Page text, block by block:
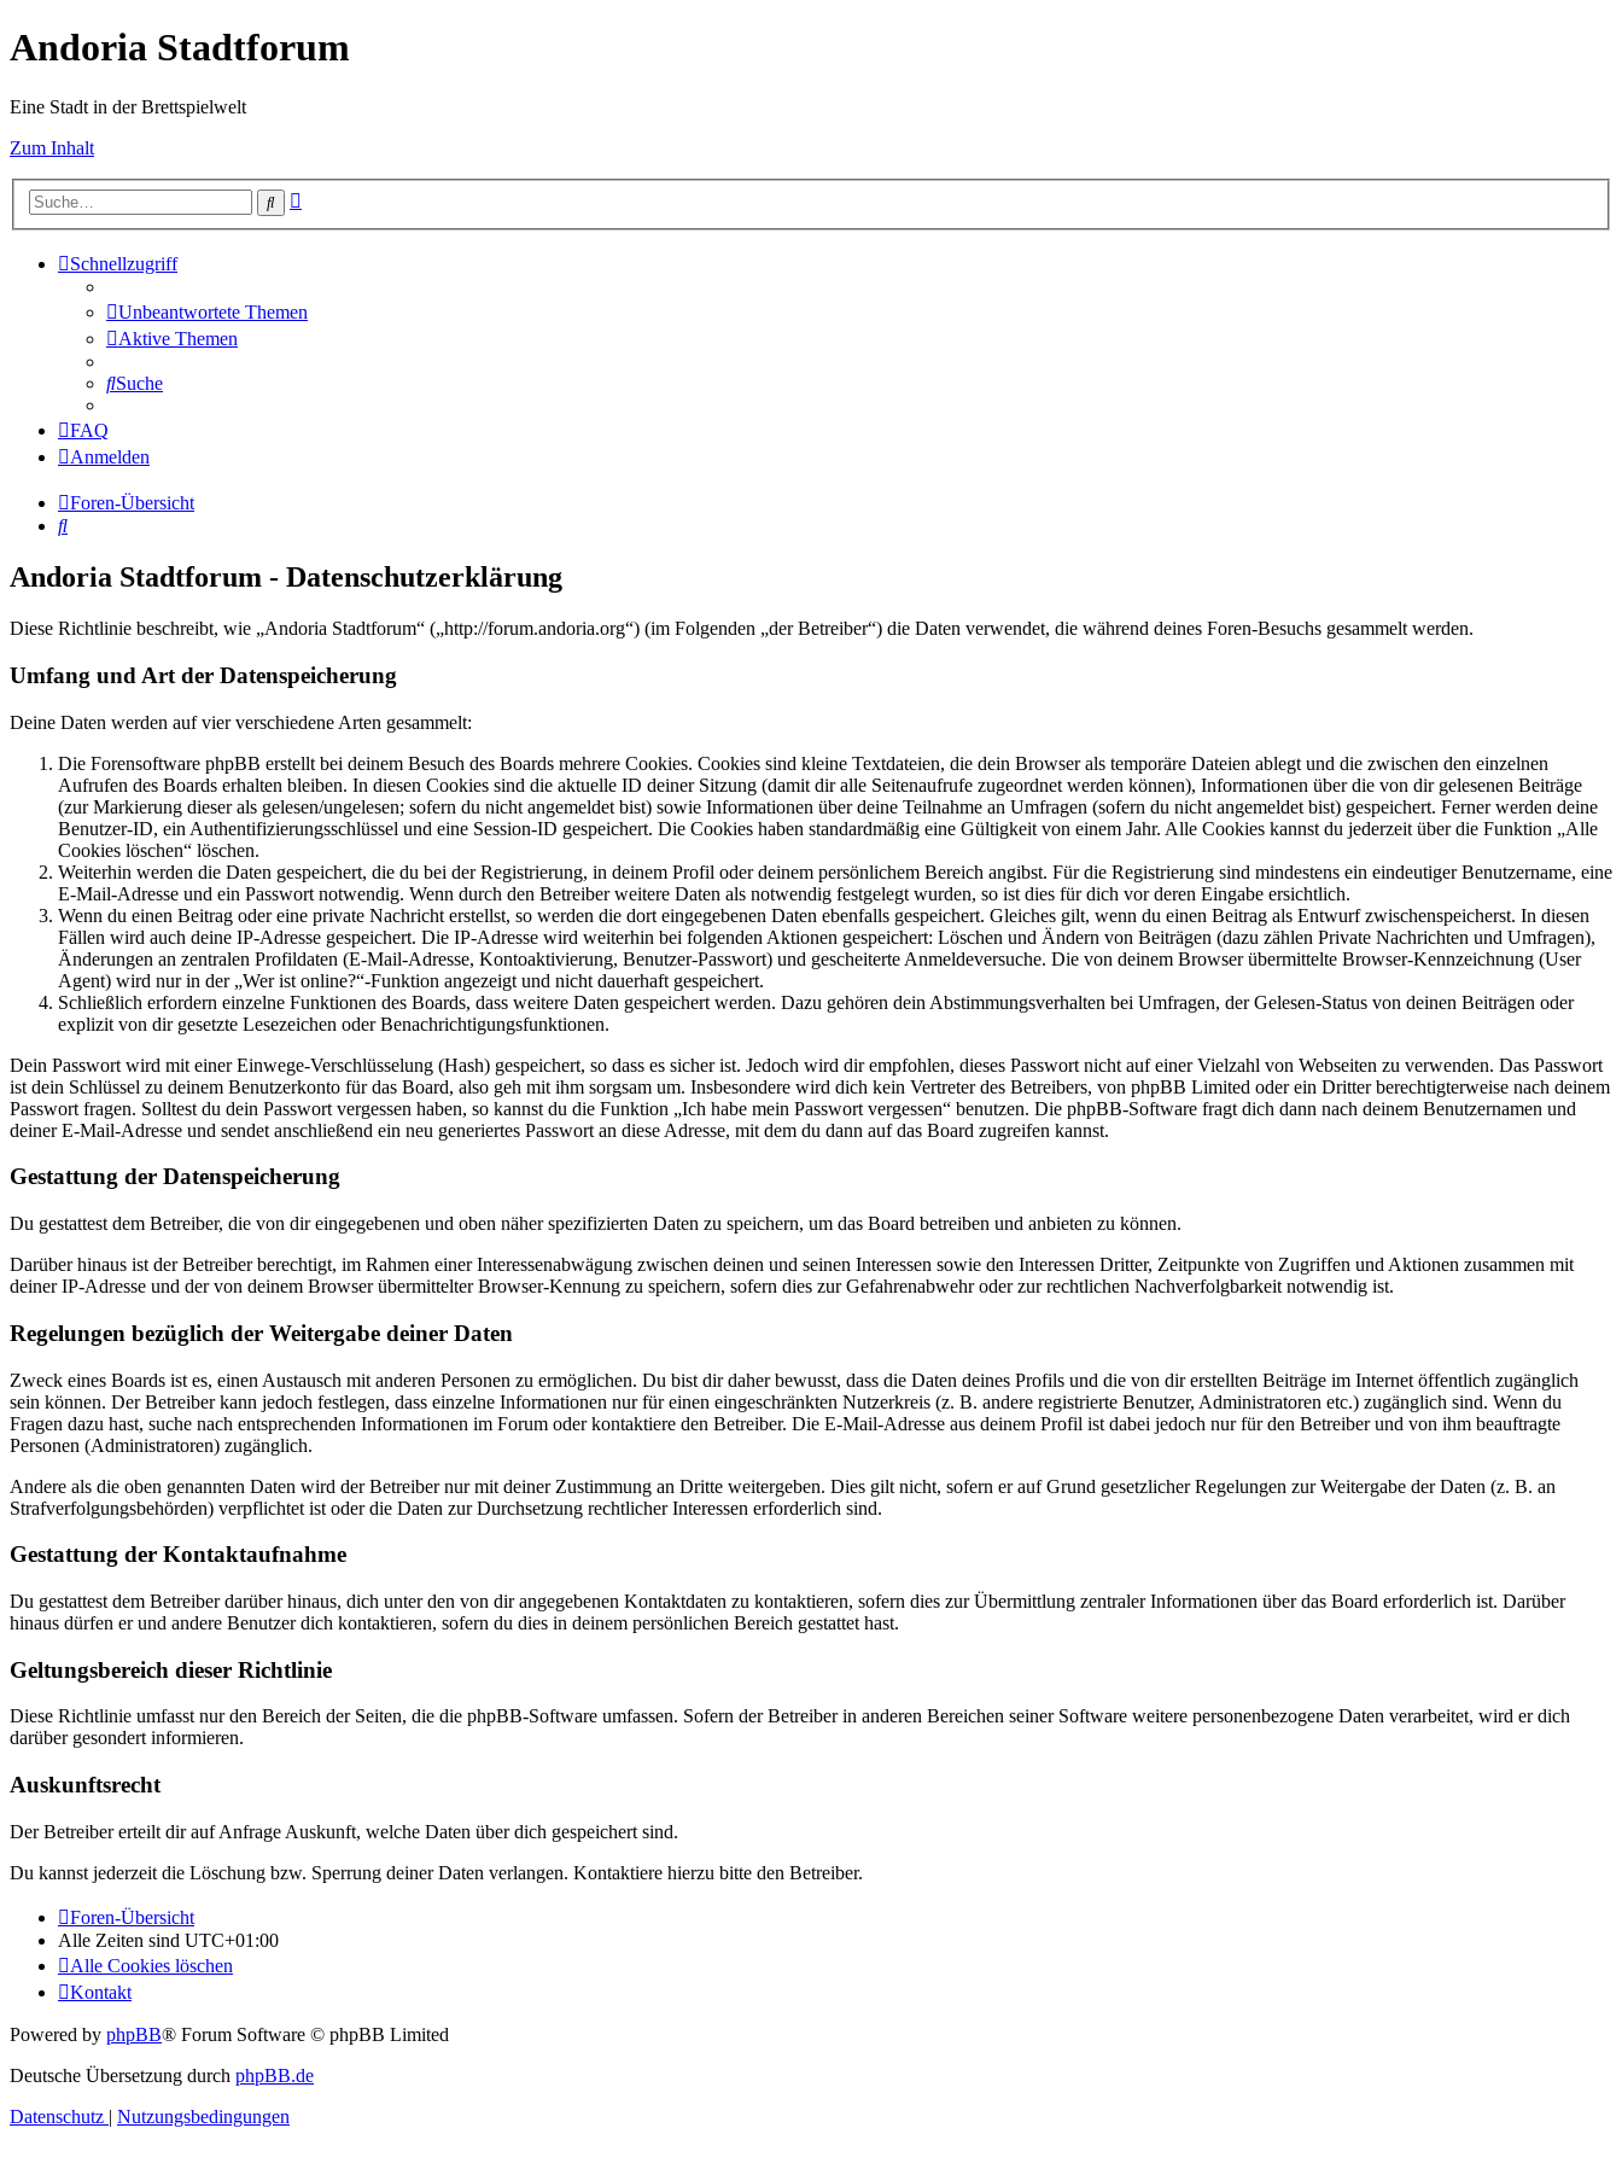
Andoria Stadtforum
Eine Stadt in der Brettspielwelt
Zum Inhalt
Suche
Schnellzugriff
Unbeantwortete Themen
Aktive Themen
Suche
FAQ
Anmelden
Foren-Übersicht
Suche
Andoria Stadtforum - Datenschutzerklärung
Diese Richtlinie beschreibt, wie „Andoria Stadtforum“ („http://forum.andoria.org“) (im Folgenden „der Betreiber“) die Daten verwendet, die während deines Foren-Besuchs gesammelt werden.
Umfang und Art der Datenspeicherung
Deine Daten werden auf vier verschiedene Arten gesammelt:
Die Forensoftware phpBB erstellt bei deinem Besuch des Boards mehrere Cookies. Cookies sind kleine Textdateien, die dein Browser als temporäre Dateien ablegt und die zwischen den einzelnen
Aufrufen des Boards erhalten bleiben. In diesen Cookies sind die aktuelle ID deiner Sitzung (damit dir alle Seitenaufrufe zugeordnet werden können), Informationen über die von dir gelesenen Beiträge
(zur Markierung dieser als gelesen/ungelesen; sofern du nicht angemeldet bist) sowie Informationen über deine Teilnahme an Umfragen (sofern du nicht angemeldet bist) gespeichert. Ferner werden deine
Benutzer-ID, ein Authentifizierungsschlüssel und eine Session-ID gespeichert. Die Cookies haben standardmäßig eine Gültigkeit von einem Jahr. Alle Cookies kannst du jederzeit über die Funktion „Alle
Cookies löschen“ löschen.
Weiterhin werden die Daten gespeichert, die du bei der Registrierung, in deinem Profil oder deinem persönlichem Bereich angibst. Für die Registrierung sind mindestens ein eindeutiger Benutzername, eine
E-Mail-Adresse und ein Passwort notwendig. Wenn durch den Betreiber weitere Daten als notwendig festgelegt wurden, so ist dies für dich vor deren Eingabe ersichtlich.
Wenn du einen Beitrag oder eine private Nachricht erstellst, so werden die dort eingegebenen Daten ebenfalls gespeichert. Gleiches gilt, wenn du einen Beitrag als Entwurf zwischenspeicherst. In diesen
Fällen wird auch deine IP-Adresse gespeichert. Die IP-Adresse wird weiterhin bei folgenden Aktionen gespeichert: Löschen und Ändern von Beiträgen (dazu zählen Private Nachrichten und Umfragen),
Änderungen an zentralen Profildaten (E-Mail-Adresse, Kontoaktivierung, Benutzer-Passwort) und gescheiterte Anmeldeversuche. Die von deinem Browser übermittelte Browser-Kennzeichnung (User
Agent) wird nur in der „Wer ist online?“-Funktion angezeigt und nicht dauerhaft gespeichert.
Schließlich erfordern einzelne Funktionen des Boards, dass weitere Daten gespeichert werden. Dazu gehören dein Abstimmungsverhalten bei Umfragen, der Gelesen-Status von deinen Beiträgen oder
explizit von dir gesetzte Lesezeichen oder Benachrichtigungsfunktionen.
Dein Passwort wird mit einer Einwege-Verschlüsselung (Hash) gespeichert, so dass es sicher ist. Jedoch wird dir empfohlen, dieses Passwort nicht auf einer Vielzahl von Webseiten zu verwenden. Das Passwort
ist dein Schlüssel zu deinem Benutzerkonto für das Board, also geh mit ihm sorgsam um. Insbesondere wird dich kein Vertreter des Betreibers, von phpBB Limited oder ein Dritter berechtigterweise nach deinem
Passwort fragen. Solltest du dein Passwort vergessen haben, so kannst du die Funktion „Ich habe mein Passwort vergessen“ benutzen. Die phpBB-Software fragt dich dann nach deinem Benutzernamen und
deiner E-Mail-Adresse und sendet anschließend ein neu generiertes Passwort an diese Adresse, mit dem du dann auf das Board zugreifen kannst.
Gestattung der Datenspeicherung
Du gestattest dem Betreiber, die von dir eingegebenen und oben näher spezifizierten Daten zu speichern, um das Board betreiben und anbieten zu können.
Darüber hinaus ist der Betreiber berechtigt, im Rahmen einer Interessenabwägung zwischen deinen und seinen Interessen sowie den Interessen Dritter, Zeitpunkte von Zugriffen und Aktionen zusammen mit
deiner IP-Adresse und der von deinem Browser übermittelter Browser-Kennung zu speichern, sofern dies zur Gefahrenabwehr oder zur rechtlichen Nachverfolgbarkeit notwendig ist.
Regelungen bezüglich der Weitergabe deiner Daten
Zweck eines Boards ist es, einen Austausch mit anderen Personen zu ermöglichen. Du bist dir daher bewusst, dass die Daten deines Profils und die von dir erstellten Beiträge im Internet öffentlich zugänglich
sein können. Der Betreiber kann jedoch festlegen, dass einzelne Informationen nur für einen eingeschränkten Nutzerkreis (z. B. andere registrierte Benutzer, Administratoren etc.) zugänglich sind. Wenn du
Fragen dazu hast, suche nach entsprechenden Informationen im Forum oder kontaktiere den Betreiber. Die E-Mail-Adresse aus deinem Profil ist dabei jedoch nur für den Betreiber und von ihm beauftragte
Personen (Administratoren) zugänglich.
Andere als die oben genannten Daten wird der Betreiber nur mit deiner Zustimmung an Dritte weitergeben. Dies gilt nicht, sofern er auf Grund gesetzlicher Regelungen zur Weitergabe der Daten (z. B. an
Strafverfolgungsbehörden) verpflichtet ist oder die Daten zur Durchsetzung rechtlicher Interessen erforderlich sind.
Gestattung der Kontaktaufnahme
Du gestattest dem Betreiber darüber hinaus, dich unter den von dir angegebenen Kontaktdaten zu kontaktieren, sofern dies zur Übermittlung zentraler Informationen über das Board erforderlich ist. Darüber
hinaus dürfen er und andere Benutzer dich kontaktieren, sofern du dies in deinem persönlichen Bereich gestattet hast.
Geltungsbereich dieser Richtlinie
Diese Richtlinie umfasst nur den Bereich der Seiten, die die phpBB-Software umfassen. Sofern der Betreiber in anderen Bereichen seiner Software weitere personenbezogene Daten verarbeitet, wird er dich
darüber gesondert informieren.
Auskunftsrecht
Der Betreiber erteilt dir auf Anfrage Auskunft, welche Daten über dich gespeichert sind.
Du kannst jederzeit die Löschung bzw. Sperrung deiner Daten verlangen. Kontaktiere hierzu bitte den Betreiber.
Foren-Übersicht
Alle Zeiten sind UTC+01:00
Alle Cookies löschen
Kontakt
Powered by phpBB® Forum Software © phpBB Limited
Deutsche Übersetzung durch phpBB.de
Datenschutz | Nutzungsbedingungen